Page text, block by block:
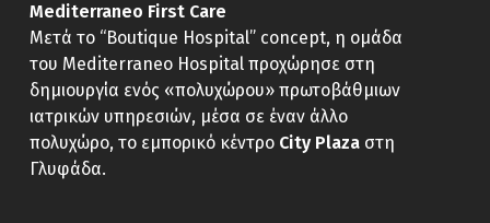
Mediterraneo First Care
Μετά το “Boutique Hospital” concept, η ομάδα
του Mediterraneo Hospital προχώρησε στη
δημιουργία ενός «πολυχώρου» πρωτοβάθμιων
ιατρικών υπηρεσιών, μέσα σε έναν άλλο
πολυχώρο, το εμπορικό κέντρο City Plazaστη
Γλυφάδα.